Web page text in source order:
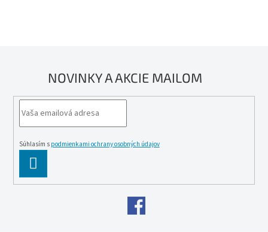
NOVINKY A AKCIE MAILOM
Súhlasím s podmienkami ochrany osobných údajov
SE